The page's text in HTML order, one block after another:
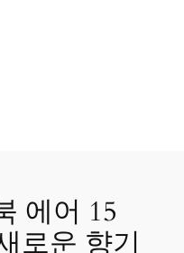
에어 15
로운 향기